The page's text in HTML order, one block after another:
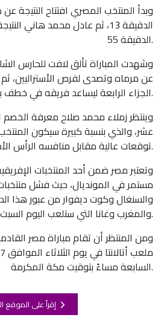
وبدأ المنتخب المصري افتتاح النتيجة
الدقيقة 13، ثم عادل محمد
الدقيقة 55.
وشهدت المباراة تألق لافت للحارس
عن مرماه وتصدى لفرص الأستراليين،
الجزاء الرابعة ليساعد فريقه في خطف بطاقة التأهل.
وينتظر زملاء محمد صلاح معرفة
عشر، والذي بنسبة كبيرة سيكون
توقعات عالية مقابل منافسه الرأس الأخضر.
وتعتبر مصر ضمن أحد المنتخبات
مستمر في المونديال، حيث فشل منتخبات
والسنغال وكوت ديفوار من عبور هذا
والمغرب وغانا التي ستلعب اليوم السبت ضد كولومبيا.
ومن المنتظر أن تقام مباراة مصر
السابعة مساءً بتوقيت مكة المكرمة.